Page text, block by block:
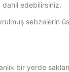
edebilirsiniz.
sebzelerin
bir yerde